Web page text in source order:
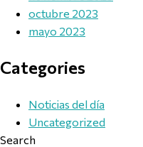
octubre 2023
mayo 2023
Categories
Noticias del día
Uncategorized
Search